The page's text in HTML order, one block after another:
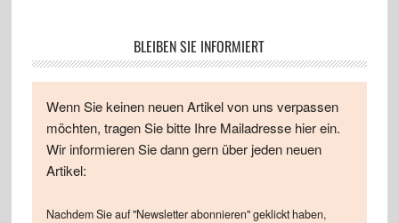
BLEIBEN SIE INFORMIERT
Wenn Sie keinen neuen Artikel von uns verpassen
möchten, tragen Sie bitte Ihre Mailadresse hier ein.
Wir informieren Sie dann gern über jeden neuen
Artikel:
Nachdem Sie auf "Newsletter abonnieren" geklickt haben,